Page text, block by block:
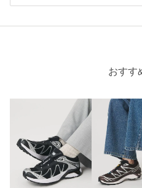
購入商品のサイズ感：ちょうど
の靴下を履くことも考え、
50代前半
身長：160cm
普段の着用サイズ： 23.5cm
おすす